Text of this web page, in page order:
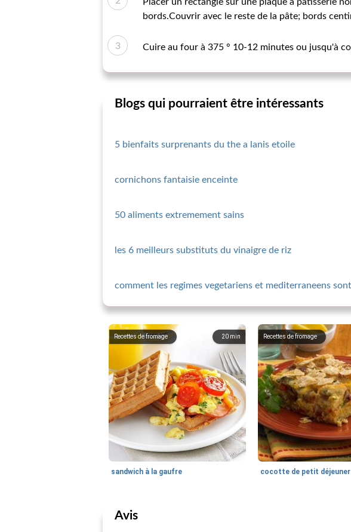
bords.Couvrir avec le reste de la pâte; bords
Cuire au four à 375 ° 10-12 minutes ou jusqu'à
Blogs qui pourraient être intéressants
5 bienfaits surprenants du the a lanis etoile
cornichons fantaisie enceinte
50 aliments extremement sains
les 6 meilleurs substituts du vinaigre de riz
comment les regimes vegetariens et mediterraneens
20 min
Recettes de fromage
sandwich à la gaufre
Recettes de fromage
Avis